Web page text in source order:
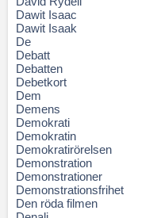
Dawit Isaac
Dawit Isaak
De
Debatt
Debatten
Debetkort
Dem
Demens
Demokrati
Demokratin
Demokratirörelsen
Demonstration
Demonstrationer
Demonstrationsfrihet
Den röda filmen